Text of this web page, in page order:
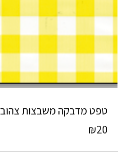
טפט מדבקה משבצות צהוב
₪20